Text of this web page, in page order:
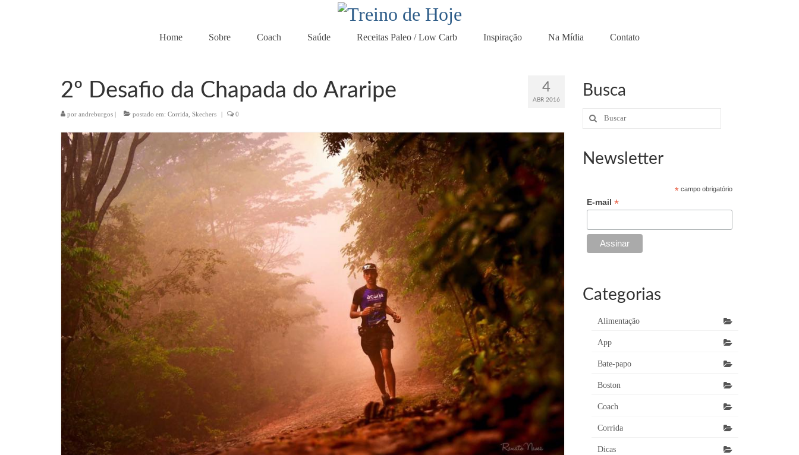
Home Sobre Coach Saúde Receitas Paleo / Low Carb Inspiração Na Mídia Contato
4
ABR 2016
2º Desafio da Chapada do Araripe
por andreburgos | postado em: Corrida Skechers | 0
Busca
Buscar
por:
Newsletter
*campo obrigatório
E-mail*
Categorias
Alimentação
App
Bate-papo
Boston
Coach
Corrida
Dicas